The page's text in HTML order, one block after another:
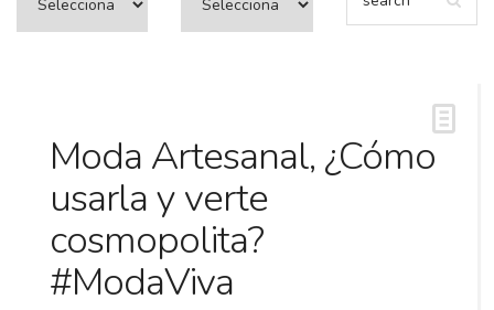
Moda Artesanal, ¿Cómo
usarla y verte
cosmopolita?
#ModaViva